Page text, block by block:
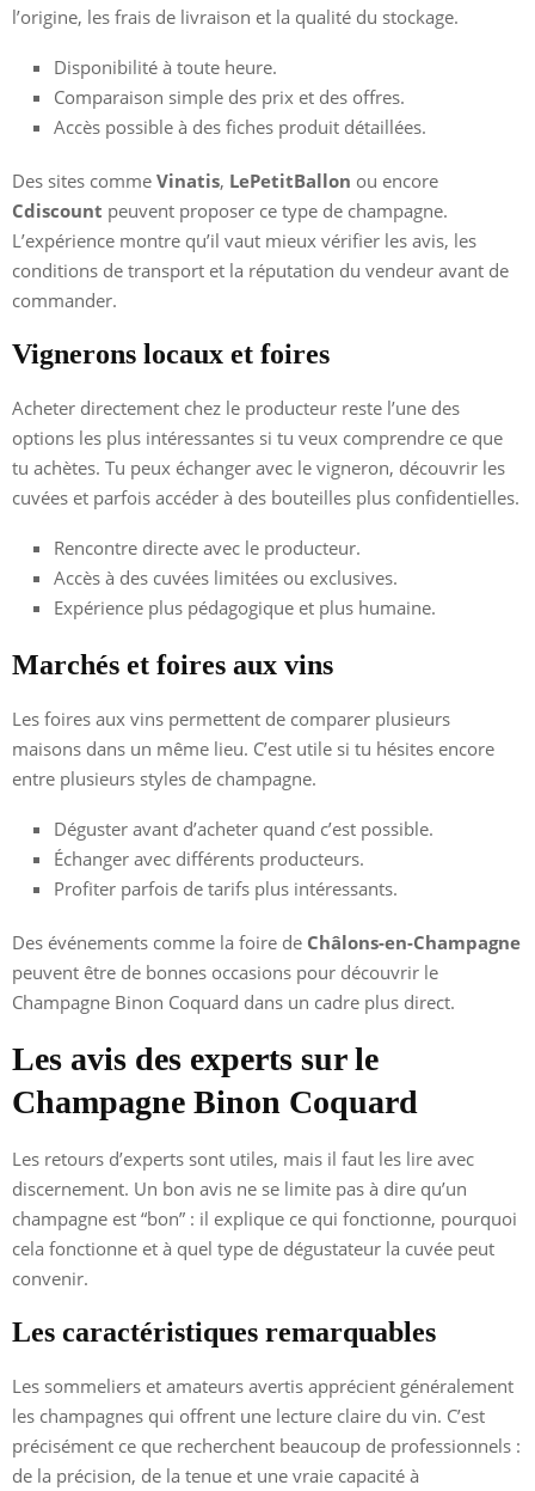
l’origine, les frais de livraison et la qualité du stockage.
Disponibilité à toute heure.
Comparaison simple des prix et des offres.
Accès possible à des fiches produit détaillées.
Des sites comme Vinatis, LePetitBallon ou encore
Cdiscount peuvent proposer ce type de champagne.
L’expérience montre qu’il vaut mieux vérifier les avis, les
conditions de transport et la réputation du vendeur avant de
commander.
Vignerons locaux et foires
Acheter directement chez le producteur reste l’une des
options les plus intéressantes si tu veux comprendre ce que
tu achètes. Tu peux échanger avec le vigneron, découvrir les
cuvées et parfois accéder à des bouteilles plus confidentielles.
Rencontre directe avec le producteur.
Accès à des cuvées limitées ou exclusives.
Expérience plus pédagogique et plus humaine.
Marchés et foires aux vins
Les foires aux vins permettent de comparer plusieurs
maisons dans un même lieu. C’est utile si tu hésites encore
entre plusieurs styles de champagne.
Déguster avant d’acheter quand c’est possible.
Échanger avec différents producteurs.
Profiter parfois de tarifs plus intéressants.
Des événements comme la foire de Châlons-en-Champagne
peuvent être de bonnes occasions pour découvrir le
Champagne Binon Coquard dans un cadre plus direct.
Les avis des experts sur le
Champagne Binon Coquard
Les retours d’experts sont utiles, mais il faut les lire avec
discernement. Un bon avis ne se limite pas à dire qu’un
champagne est “bon” : il explique ce qui fonctionne, pourquoi
cela fonctionne et à quel type de dégustateur la cuvée peut
convenir.
Les caractéristiques remarquables
Les sommeliers et amateurs avertis apprécient généralement
les champagnes qui offrent une lecture claire du vin. C’est
précisément ce que recherchent beaucoup de professionnels :
de la précision, de la tenue et une vraie capacité à